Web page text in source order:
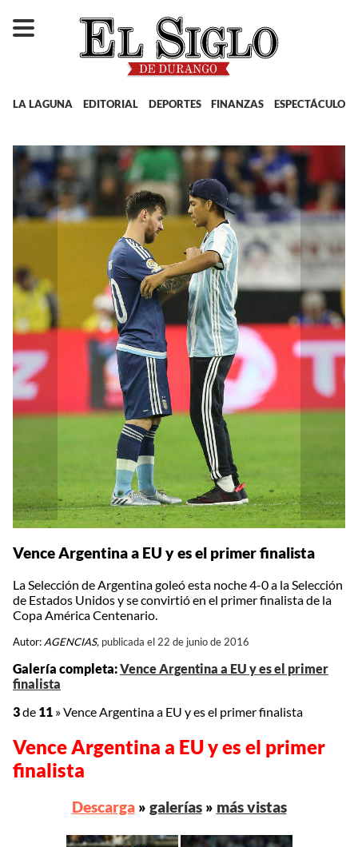
LA LAGUNA EDITORIAL DEPORTES FINANZAS ESPECTÁCULOS
Vence Argentina a EU y es el primer finalista
La Selección de Argentina goleó esta noche 4-0 a la Selección
de Estados Unidos y se convirtió en el primer finalista de la
Copa América Centenario.
Autor: AGENCIAS, publicada el 22 de junio de 2016
Galería completa:Vence Argentina a EU y es el primer
finalista
3de 11 »Vence Argentina a EU y es el primer finalista
Vence Argentina a EU y es el primer
finalista
Descarga» galerías» más vistas